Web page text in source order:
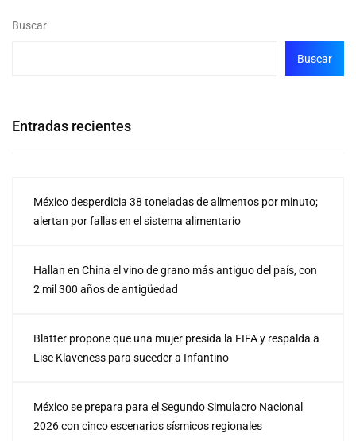
Buscar
Buscar
Entradas recientes
México desperdicia 38 toneladas de alimentos por minuto;
alertan por fallas en el sistema alimentario
Hallan en China el vino de grano más antiguo del país, con
2 mil 300 años de antigüedad
Blatter propone que una mujer presida la FIFA y respalda a
Lise Klaveness para suceder a Infantino
México se prepara para el Segundo Simulacro Nacional
2026 con cinco escenarios sísmicos regionales